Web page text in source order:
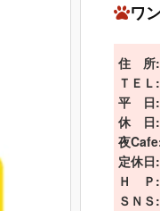
ワ
住 所:
ＴＥＬ:
平 日:
休 日:
夜
定休日:
Ｈ Ｐ:
ＳＮＳ: